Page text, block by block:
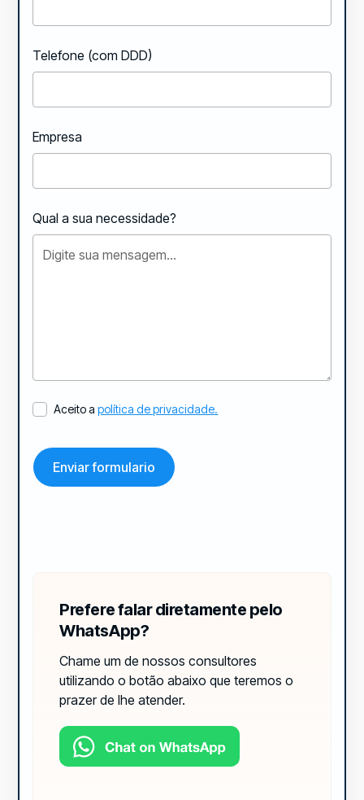
Telefone (com DDD)
Empresa
Qual a sua necessidade?
Aceito apolítica de privacidade.
Prefere falar diretamente pelo
WhatsApp?
Chame um de nossos consultores
utilizando o botão abaixo que teremos o
prazer de lhe atender.